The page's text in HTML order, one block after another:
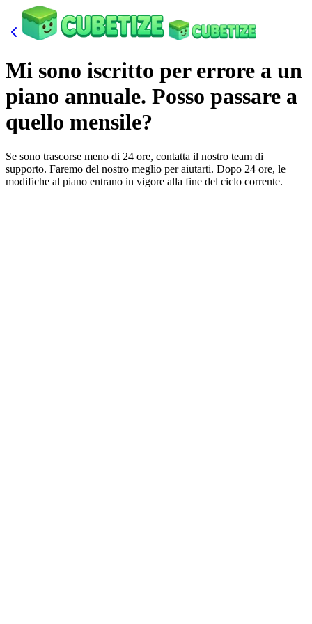
Mi sono iscritto per errore a un
piano annuale. Posso passare a
quello mensile?
Se sono trascorse meno di 24 ore, contatta il nostro team di
supporto. Faremo del nostro meglio per aiutarti. Dopo 24 ore, le
modifiche al piano entrano in vigore alla fine del ciclo corrente.